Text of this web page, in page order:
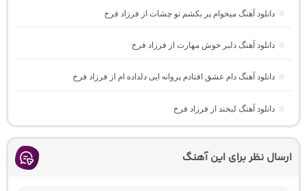
دانلود آهنگ میخوام پر بکشم تو چشات از فرزاد فرخ
دانلود آهنگ دلبر خوش مهارت از فرزاد فرخ
دانلود آهنگ دام عشق افتادم پروانه ایی دلداده ام از فرزاد فرخ
دانلود آهنگ لبخند از فرزاد فرخ
ارسال نظر برای این آهنگ